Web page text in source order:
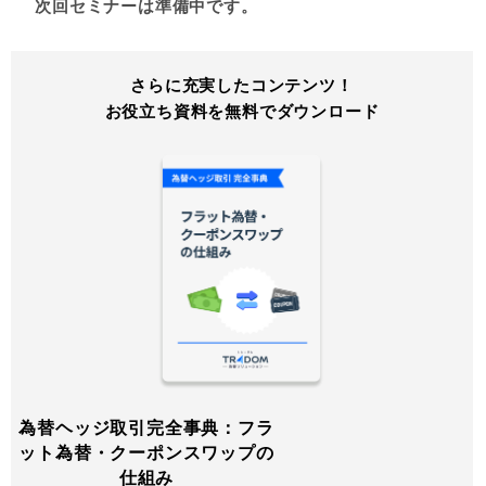
次回セミナーは準備中です。
さらに充実したコンテンツ！
お役立ち資料を無料でダウンロード
為替ヘッジ取引完全事典：フラ
ット為替・クーポンスワップの
仕組み